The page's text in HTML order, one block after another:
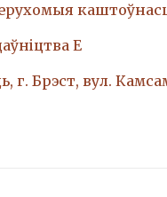
Е
г. Брэст, вул.